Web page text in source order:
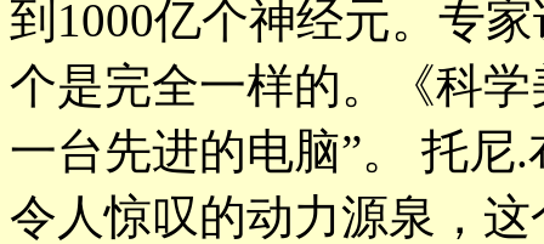
到1000亿个神经元。专
个是完全一样的。《科
一台先进的电脑”。 托尼
令人惊叹的动力源泉，